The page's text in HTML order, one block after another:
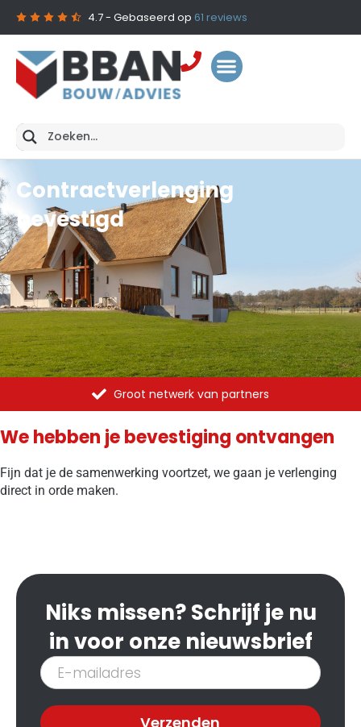
4.7- Gebaseerd op 61 reviews
Contractverlenging
bevestigd
Groot netwerk van partners
We hebben je bevestiging ontvangen
Fijn dat je de samenwerking voortzet, we gaan je verlenging
direct in orde maken.
Niks missen? Schrijf je nu
in voor onze nieuwsbrief
Inschrijven
nieuwsbrief
Verzenden